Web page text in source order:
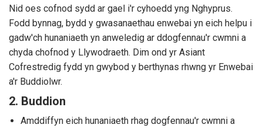
Nid oes cofnod sydd ar gael i'r cyhoedd yng Nghyprus.
Fodd bynnag, bydd y gwasanaethau enwebai yn eich helpu i
gadw'ch hunaniaeth yn anweledig ar ddogfennau'r cwmni a
chyda chofnod y Llywodraeth. Dim ond yr Asiant
Cofrestredig fydd yn gwybod y berthynas rhwng yr Enwebai
a'r Buddiolwr.
2. Buddion
Amddiffyn eich hunaniaeth rhag dogfennau'r cwmni a